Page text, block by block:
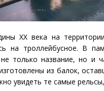
ХХ века на
на троллейбусное. В
только название, но и
из балок,
увидеть те самые